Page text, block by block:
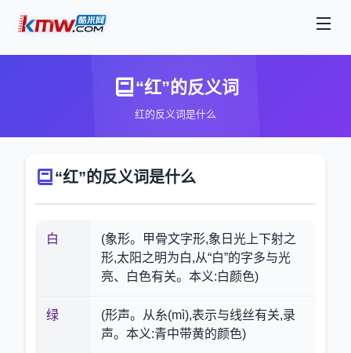
“红”的反义词
红的反义词是什么
“红”的反义词是什么
白
(象形。甲骨文字形,象日光上下射之
形,太阳之明为白,从“白”的字多与光
亮、白色有关。本义:白颜色)
绿
(形声。从糸(mì),表示与线丝有关,录
声。本义:青中带黄的颜色)